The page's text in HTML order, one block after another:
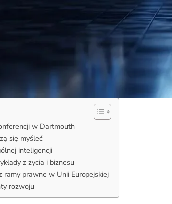
w Dartmouth
się myśleć
inteligencji
z życia i biznesu
ramy prawne w Unii Europejskiej
rozwoju